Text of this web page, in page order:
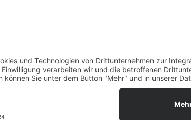
Österreich:
fon:+43 662 203005100
email: info@taxikomm24.at